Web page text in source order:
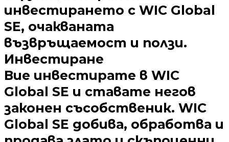
инвестирането с WIC Global
SE, очакваната
възвръщаемост и ползи.
Инвестиране
Вие инвестирате в WIC
Global SE и ставате негов
законен съсобственик. WIC
Global SE добива, обработва и